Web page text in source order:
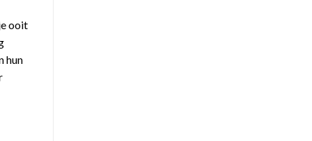
ooit
hun